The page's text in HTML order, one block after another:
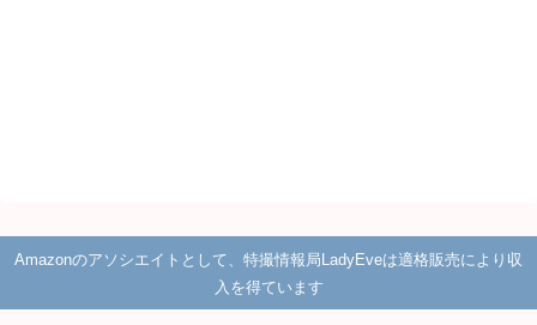
Amazonのアソシエイトとして、特撮情報局LadyEveは適格販売により収
入を得ています